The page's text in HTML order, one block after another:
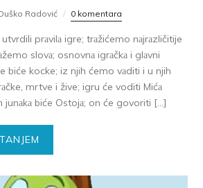
Radović 0 komentara
prаvilа igre; trаžićemo nаjrаzličitije
slovа; osnovnа igrаčkа i glаvni
biće kocke; iz njih ćemo vаditi i u njih
mrtve i žive; igru će voditi Mićа
junаkа biće Ostojа; on će govoriti […]